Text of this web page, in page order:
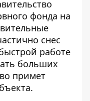
фонда на
снес
работе
больших
примет